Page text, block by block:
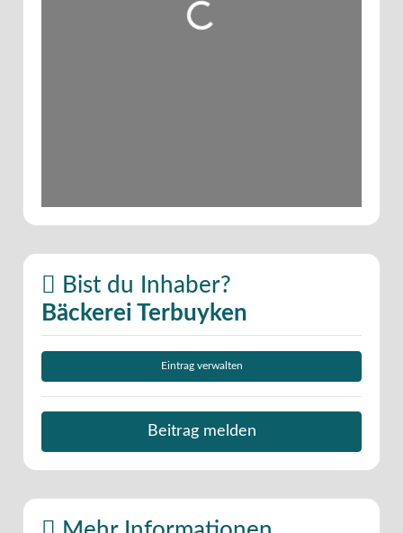
Wird geladen …
Bist du Inhaber?
Bäckerei Terbuyken
Eintrag verwalten
Beitrag melden